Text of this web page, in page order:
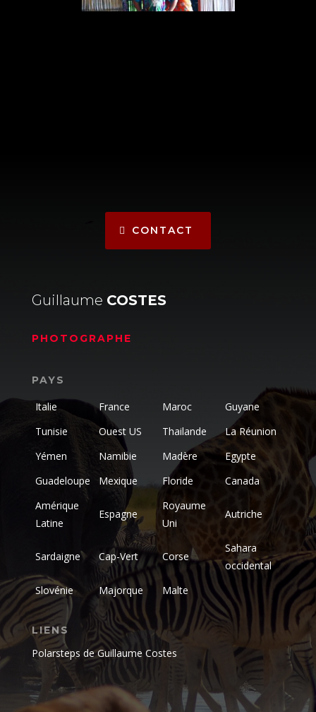
CONTACT
Guillaume COSTES
PHOTOGRAPHE
PAYS
Italie France Maroc
Guyane
Tunisie
Ouest US Thailande
La Réunion
Yémen
Namibie Madère
Egypte
Guadeloupe
Mexique Floride
Canada
Amérique
Latine
Espagne
Royaume
Uni
Autriche
Sardaigne Cap-Vert Corse
Sahara
occidental
Slovénie
Majorque Malte
LIENS
Polarsteps de Guillaume Costes